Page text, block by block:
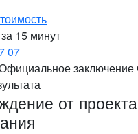
15 минут
07
заключение
от